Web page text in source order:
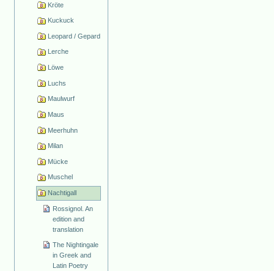
Kröte
Kuckuck
Leopard / Gepard
Lerche
Löwe
Luchs
Maulwurf
Maus
Meerhuhn
Milan
Mücke
Muschel
Nachtigall
Rossignol. An
edition and
translation
The Nightingale
in Greek and
Latin Poetry